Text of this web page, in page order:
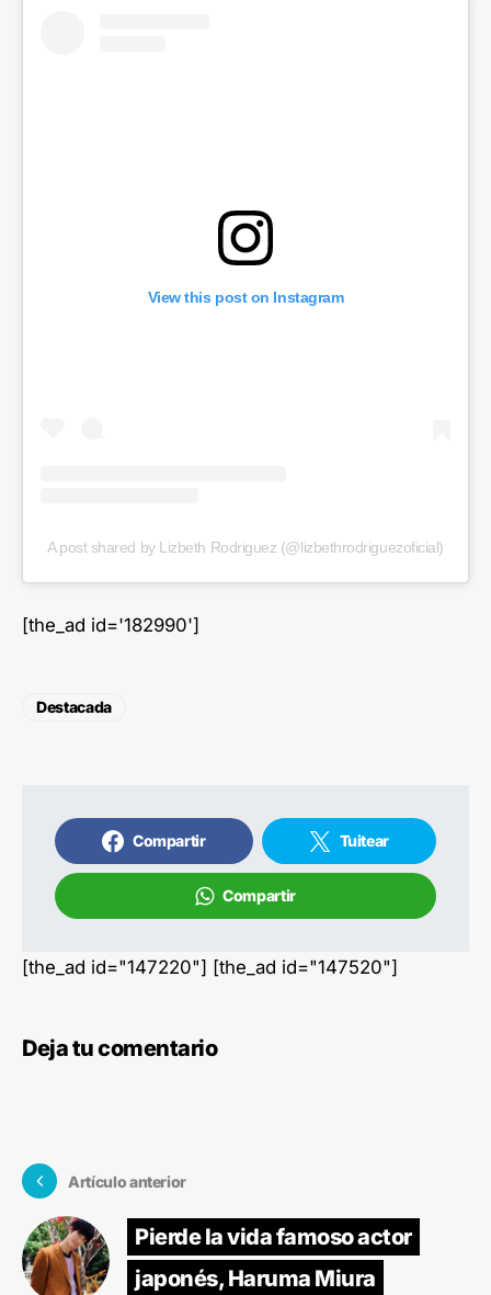
View this post on Instagram
A post shared by Lizbeth Rodriguez (@lizbethrodriguezoficial)
[the_ad id='182990']
Destacada
Compartir Tuitear
Compartir
[the_ad id="147220"] [the_ad id="147520"]
Deja tu comentario
Artículo anterior
Pierde la vida famoso actor
japonés, Haruma Miura